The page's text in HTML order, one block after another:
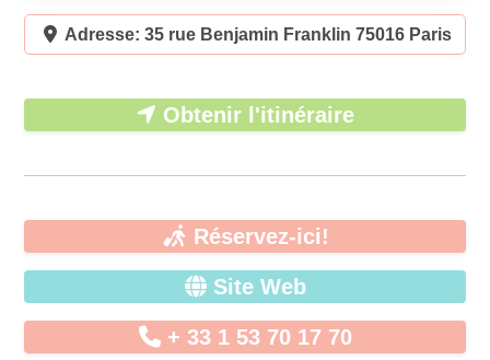
Adresse: 35 rue Benjamin Franklin 75016 Paris
Obtenir l'itinéraire
Réservez-ici!
Site Web
+ 33 1 53 70 17 70